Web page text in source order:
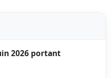
2026 portant